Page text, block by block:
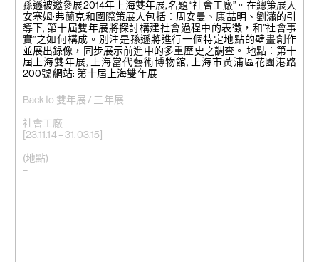
Back to 雙年展 / 三年展
社會工廠
[23.11.14 – 31.03.15]
(地點)
–
孫遜被邀參展2014年上海雙年展,名題 “社會工廠”。在總策展人
安塞姆·弗蘭克和國際策展人包括：周安曼、康喆明、劉瀟的引
導下, 第十屆雙年展將探討構建社會過程中的表徵，和”社會事
實”之如何構成。別注是孫遜將進行一個特定地點的壁畫創作
並展出錄像，同步展示前進中的多重歷史之調查。 地點：第十
屆上海雙年展, 上海當代藝術博物館, 上海市黃浦區花園港路
200號 網站: 第十屆上海雙年展